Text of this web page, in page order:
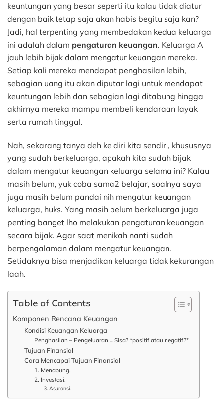
keuntungan yang besar seperti itu kalau tidak diatur
dengan baik tetap saja akan habis begitu saja kan?
Jadi, hal terpenting yang membedakan kedua keluarga
ini adalah dalam pengaturan keuangan. Keluarga A
jauh lebih bijak dalam mengatur keuangan mereka.
Setiap kali mereka mendapat penghasilan lebih,
sebagian uang itu akan diputar lagi untuk mendapat
keuntungan lebih dan sebagian lagi ditabung hingga
akhirnya mereka mampu membeli kendaraan layak
serta rumah tinggal.
Nah, sekarang tanya deh ke diri kita sendiri, khususnya
yang sudah berkeluarga, apakah kita sudah bijak
dalam mengatur keuangan keluarga selama ini? Kalau
masih belum, yuk coba sama2 belajar, soalnya saya
juga masih belum pandai nih mengatur keuangan
keluarga, huks. Yang masih belum berkeluarga juga
penting banget lho melakukan pengaturan keuangan
secara bijak. Agar saat menikah nanti sudah
berpengalaman dalam mengatur keuangan.
Setidaknya bisa menjadikan keluarga tidak kekurangan
laah.
Table of Contents
Komponen Rencana Keuangan
Kondisi Keuangan Keluarga
Penghasilan – Pengeluaran = Sisa? *positif atau negatif?*
Tujuan Finansial
Cara Mencapai Tujuan Finansial
1. Menabung.
2. Investasi.
3. Asuransi.